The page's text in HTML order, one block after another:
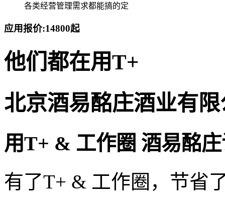
各类经营管理需求都能搞的定
应用报价:14800起
他们都在用T+
北京酒易酩庄酒业有
用T+ & 工作圈 酒易酩
有了T+ & 工作圈，节省